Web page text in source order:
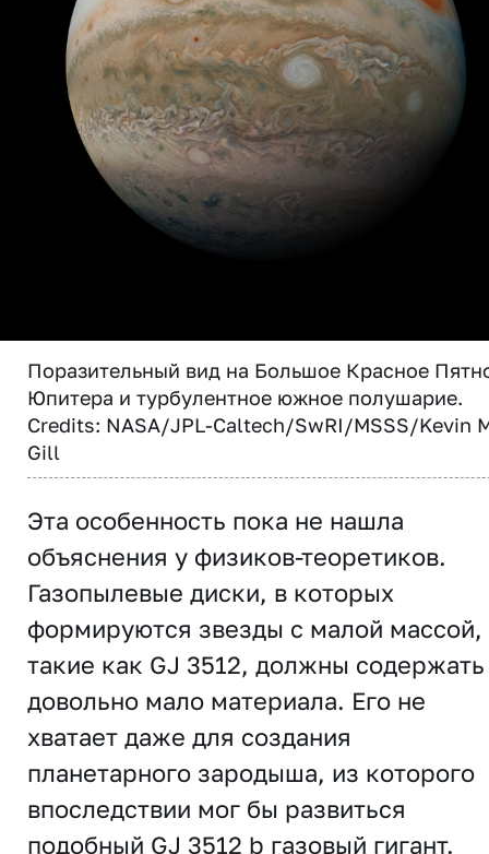
Поразительный вид на Большое Красное
Юпитера и турбулентное южное полушарие.
Credits: NASA/JPL-Caltech/SwRI/MSSS/Kevin
Gill
Эта особенность пока не нашла
объяснения у физиков-теоретиков.
Газопылевые диски, в которых
формируются звезды с малой массой,
такие как GJ 3512, должны содержать
довольно мало материала. Его не
хватает даже для создания
планетарного зародыша, из которого
впоследствии мог бы развиться
подобный GJ 3512 b газовый гигант.